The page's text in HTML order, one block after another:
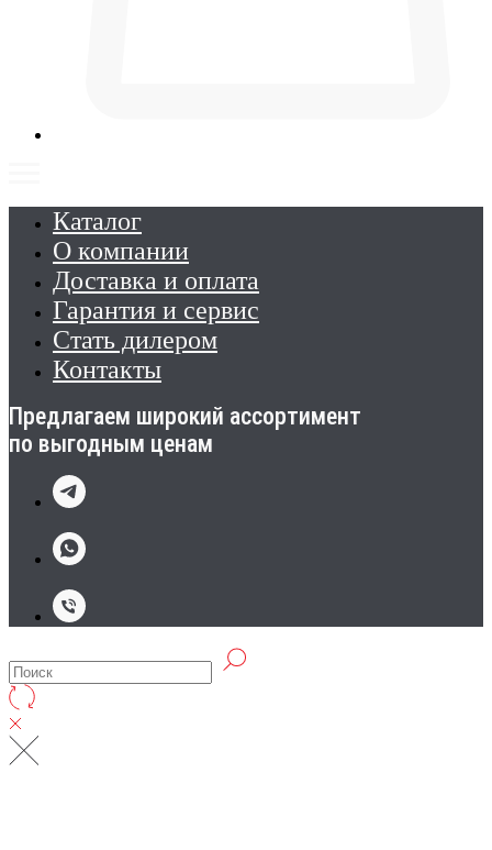
Каталог
О компании
Доставка и оплата
Гарантия и сервис
Стать дилером
Контакты
Предлагаем широкий ассортимент
по выгодным ценам